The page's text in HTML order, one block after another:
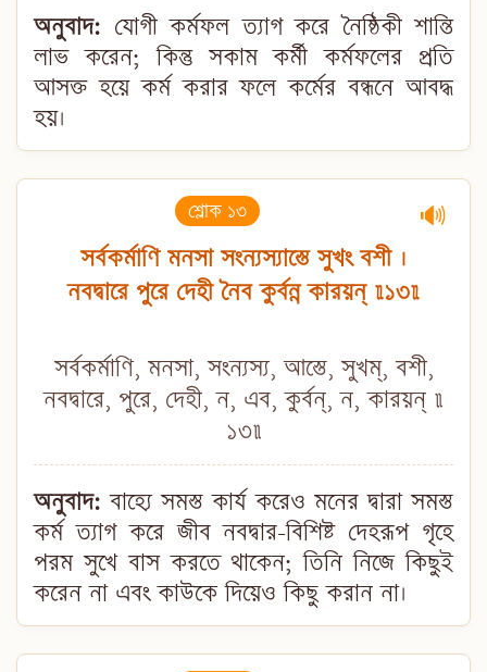
অনুবাদ: যোগী কর্মফল ত্যাগ করে নৈষ্ঠিকী শান্তি
লাভ করেন; কিন্তু সকাম কর্মী কর্মফলের প্রতি
আসক্ত হয়ে কর্ম করার ফলে কর্মের বন্ধনে আবদ্ধ
হয়।
শ্লোক ১৩ 🔊
সর্বকর্মাণি মনসা সংন্যস্যাস্তে সুখং বশী ।
নবদ্বারে পুরে দেহী নৈব কুর্বন্ন কারয়ন্ ॥১৩॥
সর্বকর্মাণি, মনসা, সংন্যস্য, আস্তে, সুখম্, বশী,
নবদ্বারে, পুরে, দেহী, ন, এব, কুর্বন্, ন, কারয়ন্ ॥
১৩॥
অনুবাদ: বাহ্যে সমস্ত কার্য করেও মনের দ্বারা সমস্ত
কর্ম ত্যাগ করে জীব নবদ্বার-বিশিষ্ট দেহরূপ গৃহে
পরম সুখে বাস করতে থাকেন; তিনি নিজে কিছুই
করেন না এবং কাউকে দিয়েও কিছু করান না।